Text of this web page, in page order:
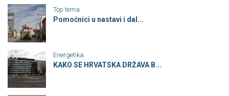
Top tema
Pomoćnici u nastavi i dal...
Energetika
KAKO SE HRVATSKA DRŽAVA B...